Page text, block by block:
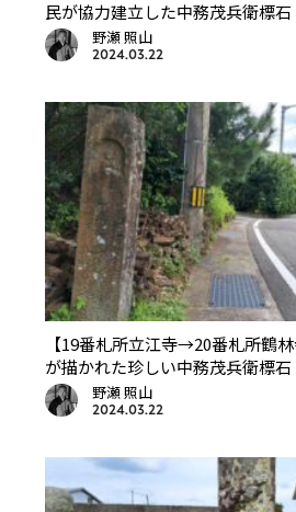
民が協力建立した中務茂兵衛標石
野瀬 照山
2024.03.22
【19番札所立江寺→20番札所鶴
が描かれた珍しい中務茂兵衛標石
野瀬 照山
2024.03.22